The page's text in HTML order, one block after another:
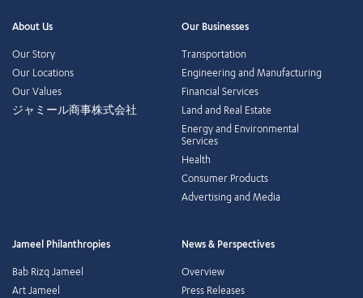
About Us
Our Story
Our Locations
Our Values
ジャミール商事株式会社
Our Businesses
Transportation
Engineering and Manufacturing
Financial Services
Land and Real Estate
Energy and Environmental
Services
Health
Consumer Products
Advertising and Media
Jameel Philanthropies
Bab Rizq Jameel
Art Jameel
News & Perspectives
Overview
Press Releases